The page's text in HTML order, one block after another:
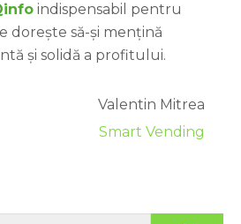
indispensabil pentru
dorește să-și mențină
și solidă a profitului.
Valentin Mitrea
Smart Vending